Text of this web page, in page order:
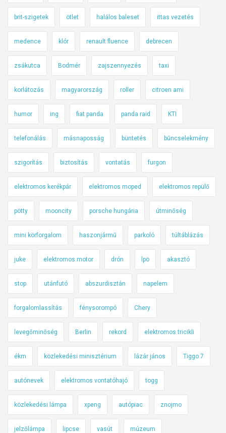
brit-szigetek ötlet halálos baleset ittas vezetés
medence klór renault fluence debrecen
zsákutca Bodmér zajszennyezés taxi
korlátozás magyarország roller citroen ami
humor ing fiat panda panda raid KTI
telefonálás másnaposság büntetés bűncselekmény
szigorítás biztosítás vontatás furgon
elektromos kerékpár elektromos moped elektromos repülő
pötty mooncity porsche hungária útminőség
mini körforgalom haszonjármű parkoló túltáblázás
juke elektromos motor drón lpö akasztó
stop utánfutó abszurdisztán napelem
forgalomlassítás fénysorompó Chery
levegőminőség Berlin rekord elektromos tricikli
ékm közlekedési minisztérium lázár jános Tiggo 7
autónevek elektromos vontatóhajó togg
közlekedési lámpa xpeng autópiac znojmo
jelzőlámpa lipcse vasút múzeum